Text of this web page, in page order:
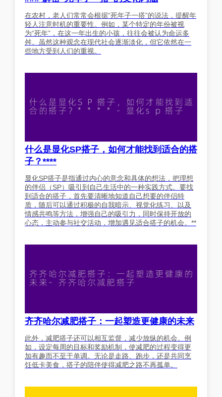
在农村，老人们常常会根据“死年子一搭”的说法，提醒年
轻人注意时机的重要性。例如，某个特定的年份被视
为“死年”，在这一年出生的小孩，往往会被认为命运多
舛。虽然这种观念在现代社会逐渐淡化，但它依然在一
些地方受到人们的重视。
什么是显化SP搭子，如何才能找到适合的搭
子？****
显化SP搭子是指通过内心的意念和具体的想法，把理想
的伴侣（SP）吸引到自己生活中的一种实践方式。要找
到适合的搭子，首先要清晰地知道自己想要的伴侣特
质，随后可以通过积极的自我暗示、视觉化练习、以及
情感共鸣等方法，增强自己的吸引力，同时保持开放的
心态，主动参与社交活动，增加遇见适合搭子的机会。**
齐齐哈尔减肥搭子：一起塑造更健康的未来
此外，减肥搭子还可以相互监督，减少放纵的机会。例
如，设定每周的目标和奖励机制，使减肥的过程变得更
加有趣而不至于单调。无论是走路、跑步，还是共同烹
饪低卡美食，搭子的陪伴使得减肥之路不再孤单。